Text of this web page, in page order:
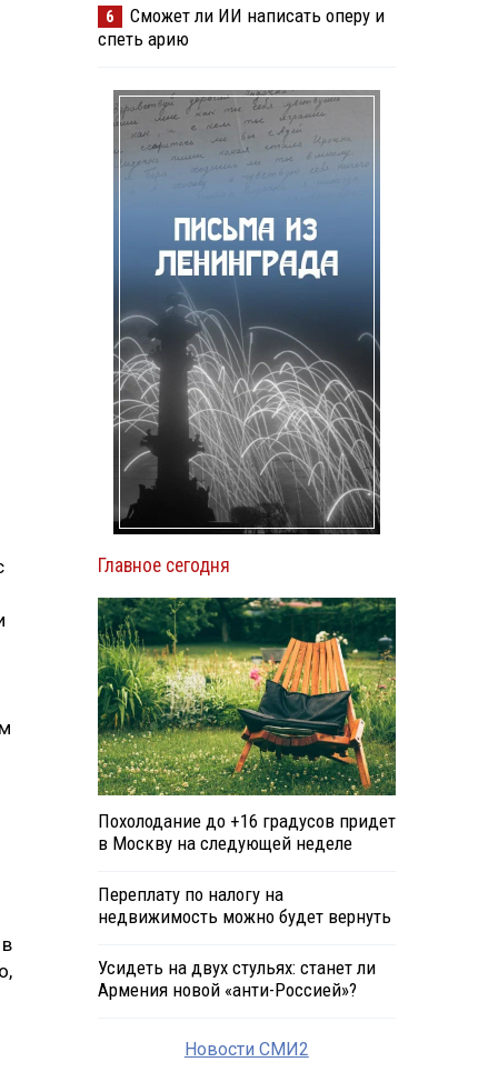
6
Сможет ли ИИ написать оперу и
спеть арию
Главное сегодня
Похолодание до +16 градусов придет
в Москву на следующей неделе
Переплату по налогу на
недвижимость можно будет вернуть
Усидеть на двух стульях: станет ли
Армения новой «анти-Россией»?
Новости СМИ2